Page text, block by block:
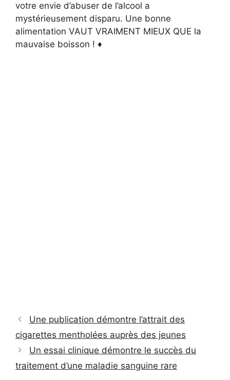
votre envie d’abuser de l’alcool a
mystérieusement disparu. Une bonne
alimentation VAUT VRAIMENT MIEUX QUE la
mauvaise boisson ! ♦
Une publication démontre l’attrait des
cigarettes mentholées auprès des jeunes
Un essai clinique démontre le succès du
traitement d’une maladie sanguine rare